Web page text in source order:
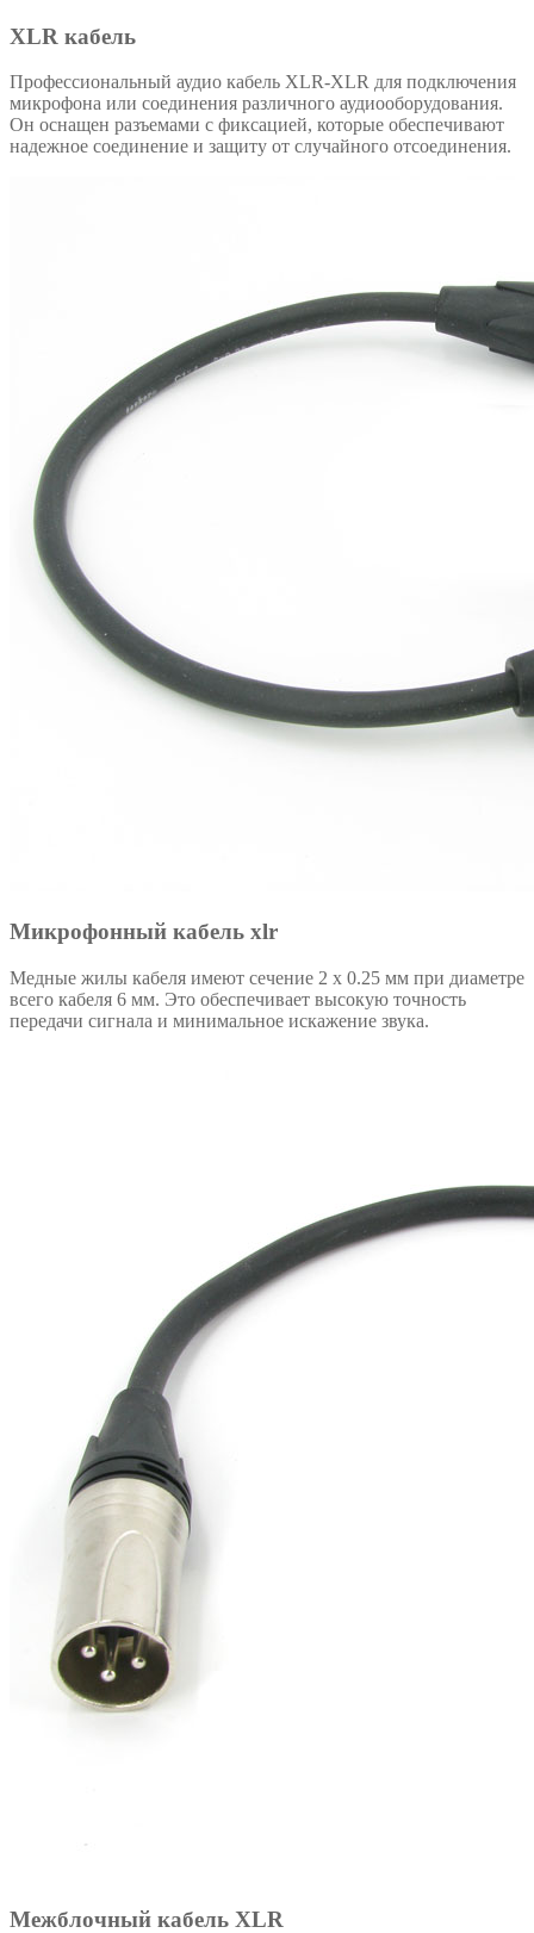
XLR кабель
Профессиональный аудио кабель XLR-XLR для подключения
микрофона или соединения различного аудиооборудования.
Он оснащен разъемами с фиксацией, которые обеспечивают
надежное соединение и защиту от случайного отсоединения.
Микрофонный кабель xlr
Медные жилы кабеля имеют сечение 2 x 0.25 мм при диаметре
всего кабеля 6 мм. Это обеспечивает высокую точность
передачи сигнала и минимальное искажение звука.
Межблочный кабель XLR